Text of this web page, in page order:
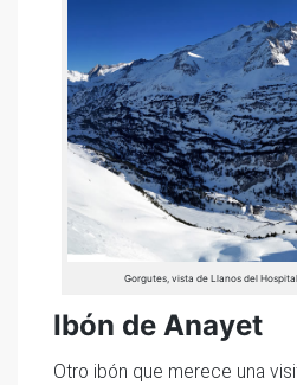
Gorgutes, vista de Llanos del
Ibón de Anayet
Otro ibón que merece una